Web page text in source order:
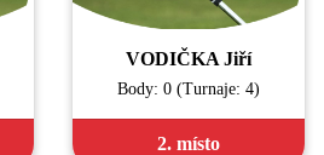
VODIČKA Jiří
Body: 0 (Turnaje: 4)
2. místo